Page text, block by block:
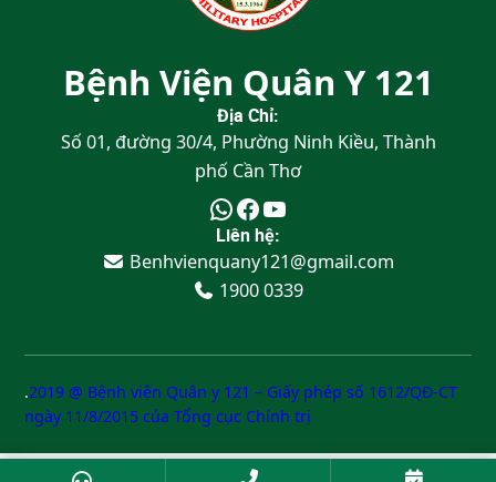
Bệnh Viện Quân Y 121
Địa Chỉ:
Số 01, đường 30/4, Phường Ninh Kiều, Thành
phố Cần Thơ
Liên hệ:
Benhvienquany121@gmail.com
1900 0339
.2019 @ Bệnh viện Quân y 121 – Giấy phép số 1612/QĐ-CT
ngày 11/8/2015 của Tổng cục Chính trị